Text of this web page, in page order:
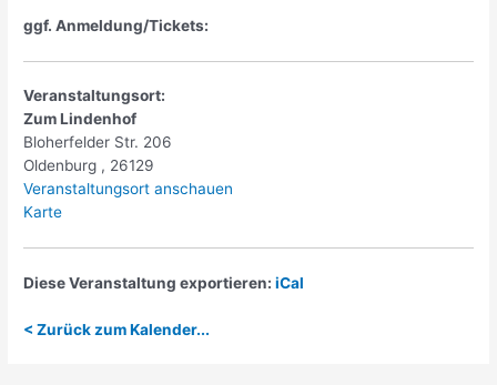
ggf. Anmeldung/Tickets:
Veranstaltungsort:
Zum Lindenhof
Bloherfelder Str. 206
Oldenburg , 26129
Veranstaltungsort anschauen
KarteZum
Diese Veranstaltung exportieren:iCal
< Zurück zum Kalender...